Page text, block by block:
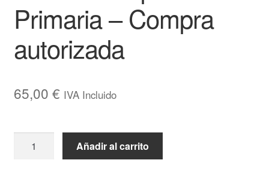
Primaria – Compra
autorizada
65,00 € IVA Incluido
Añadir al carrito